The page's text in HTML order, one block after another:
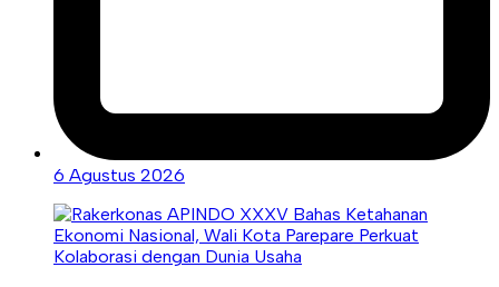
6 Agustus 2026